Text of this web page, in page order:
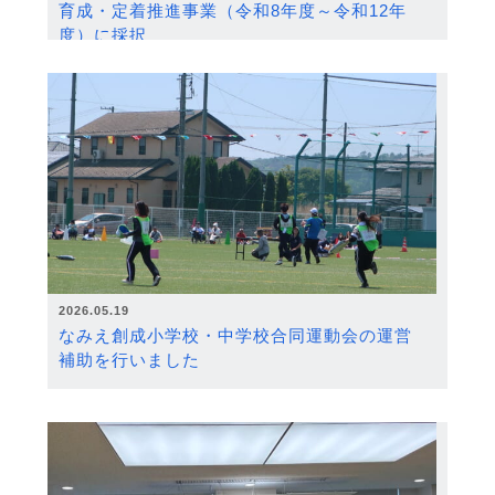
育成・定着推進事業（令和8年度～令和12年
度）に採択
2026.05.19
なみえ創成小学校・中学校合同運動会の運営
補助を行いました